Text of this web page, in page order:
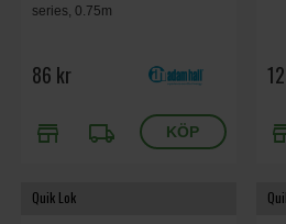
series, 0.75m
86 kr
store local_shipping
Quik Lok